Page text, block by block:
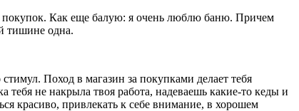
покупок. Как еще балую: я очень люблю баню. Причем
тишине одна.
Поход в магазин за покупками делает тебя
не накрыла твоя работа, надеваешь какие-то кеды и
красиво, привлекать к себе внимание, в хорошем